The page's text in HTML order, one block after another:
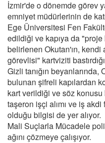
İzmir'de o dönemde görev
emniyet müdürlerinin de
Ege Üniversitesi Fen
edildiği ve kapıya da "proje
belirlenen Okutan'ın, kendi
görevlisi" kartviziti
Gizli tanığın
bulunan şifreli kapılardan
kart verildiği ve söz
taşeron işçi alımı ve iş
olduğu bilgisi de yer alıyor.
Mali Suçlarla Mücadele
ağını çözmeye çalışıyor.